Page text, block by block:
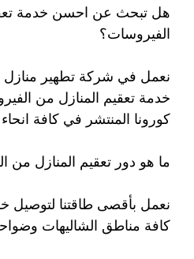
هل تبحث عن احسن خدمة
الفيروسات؟
نعمل في شركة تطهير منازل
خدمة تعقيم المنازل من
كورونا المنتشر في كافة انحاء
ما هو دور تعقيم المنازل من
نعمل بأقصى طاقتنا لتوصيل
كافة مناطق الشاليهات